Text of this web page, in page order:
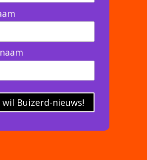
wil Buizerd-nieuws!